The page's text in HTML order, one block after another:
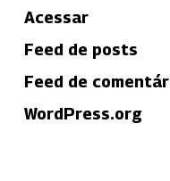
Acessar
Feed de posts
Feed de
WordPress.org